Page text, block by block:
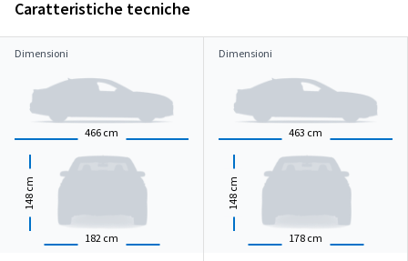
Caratteristiche tecniche
Dimensioni
466 cm
182 cm
148
cm
Dimensioni
463 cm
178 cm
148
cm